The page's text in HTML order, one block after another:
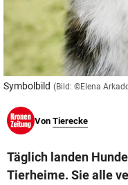
Symbolbild (Bild: ©Elena
Von Tierecke
Täglich landen
Tierheime. Sie alle